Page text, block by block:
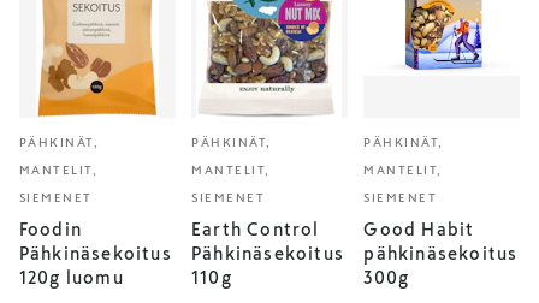
PÄHKINÄT,
MANTELIT,
SIEMENET
Foodin
Pähkinäsekoitus
120g luomu
PÄHKINÄT,
MANTELIT,
SIEMENET
Earth Control
Pähkinäsekoitus
110g
PÄHKINÄT,
MANTELIT,
SIEMENET
Good Habit
pähkinäsekoitus
300g